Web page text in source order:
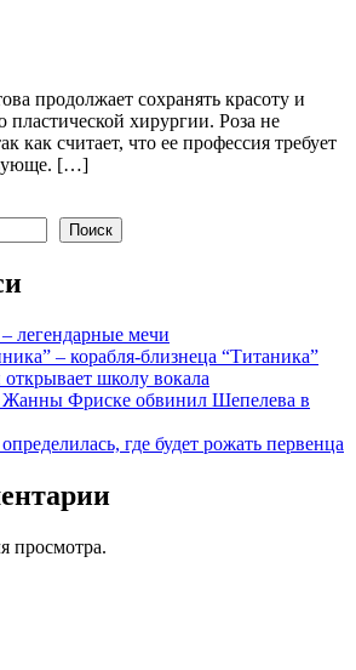
продолжает сохранять красоту и
хирургии. Роза не
как считает, что ее профессия требует
[…]
Поиск
легендарные мечи
– корабля-близнеца “Титаника”
школу вокала
Фриске обвинил Шепелева в
где будет рожать первенца
просмотра.